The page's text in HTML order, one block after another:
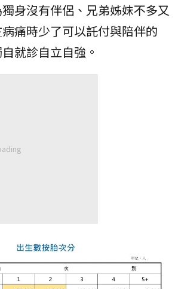
身沒有伴侶、兄弟姊妹不多又
痛時少了可以託付與陪伴的
就診自立自強。